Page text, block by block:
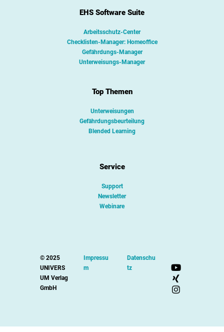
EHS Software Suite
Arbeitsschutz-Center
Checklisten-Manager: Homeoffice
Gefährdungs-Manager
Unterweisungs-Manager
Top Themen
Unterweisungen
Gefährdungsbeurteilung
Blended Learning
Service
Support
Newsletter
Webinare
© 2025
UNIVERS
UM Verlag
GmbH
Impressu
m
Datenschu
tz